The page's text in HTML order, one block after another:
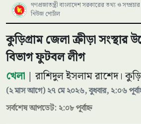
গণপ্রজাতন্ত্রী বাংলাদেশ সরকারের তথ্য ও
নিউজ পোর্টাল
কুড়িগ্রাম জেলা ক্রীড়া সংস্থার
বিভাগ ফুটবল লীগ
খেলা | রাশিদুল ইসলাম রাশেদ।
(২ মাস আগে) ২৭ মে ২০২৬, বুধবার, ২:০৬
সর্বশেষ আপডেট: ২:০৮ পূর্বাহ্ন